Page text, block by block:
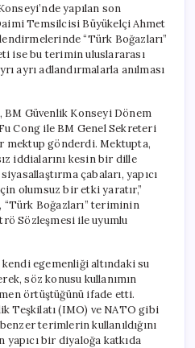
yapılan son
Temsilcisi Büyükelçi Ahmet
“Türk Boğazları”
ise bu terimin uluslararası
ayrı adlandırmalarla anılması
BM Güvenlik Konseyi Dönem
Cong ile BM Genel Sekreteri
mektup gönderdi. Mektupta,
iddialarını kesin bir dille
çabaları, yapıcı
olumsuz bir etki yaratır,”
“Türk Boğazları” teriminin
Sözleşmesi ile uyumlu
egemenliği altındaki su
söz konusu kullanımın
örtüştüğünü ifade etti.
Teşkilatı (IMO) ve NATO gibi
terimlerin kullanıldığını
bir diyaloğa katkıda